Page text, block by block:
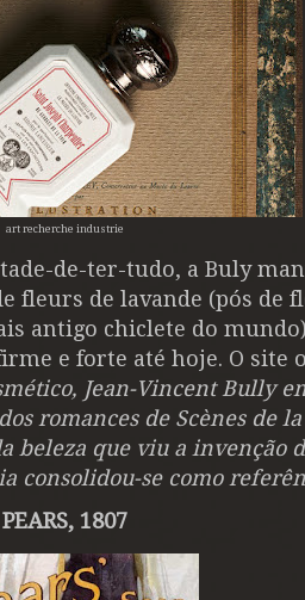
art recherche industrie
de-ter-tudo, a Buly
fleurs de lavande (pós de
antigo chiclete do
e forte até hoje. O site
Jean-Vincent Bully
romances de Scènes de
beleza que viu a invenção
consolidou-se como
PEARS, 1807